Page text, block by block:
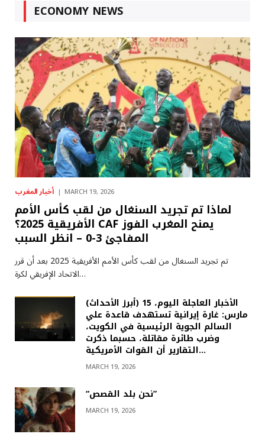
ECONOMY NEWS
أخبار المغرب MARCH 19, 2026
لماذا تم تجريد السنغال من لقب كأس الأمم
الأفريقية 2025؟ CAF يمنح المغرب الفوز
المفاجئ 3-0 – انظر السبب
تم تجريد السنغال من لقب كأس الأمم الأفريقية 2025 بعد أن قرر
الاتحاد الإفريقي لكرة…
(أبرز الأحداث) الأخبار العاجلة اليوم، 15
مارس: غارة إيرانية تستهدف قاعدة علي
السالم الجوية الرئيسية في الكويت،
وضرب طائرة مقاتلة، حسبما ذكرت
التقارير أن القوات الأمريكية…
MARCH 19, 2026
“نحن بلد القصص”
MARCH 19, 2026